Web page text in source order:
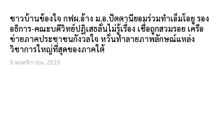
ชาวบ้านข้องใจ กฟผ.อ้าง ม.อ.ปัตตานียอมร่วมทำเอ็มโอยู รอง
อธิการ-คณะบดีวิทย์ปฎิเสธลั่นไม่รู้เรื่อง เชื่อถูกสวมรอย เครือ
ข่ายภาคประชาชนกังวลใจ หวั่นทำลายภาพลักษณ์แหล่ง
วิชาการใหญ่ที่สุดของภาคใต้
8 พฤศจิกายน, 2016